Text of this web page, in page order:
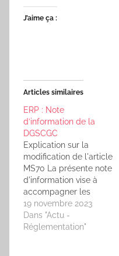
J’aime ça :
Articles similaires
ERP : Note
d’information de la
DGSCGC
Explication sur la
modification de l'article
MS70 La présente note
d'information vise à
accompagner les
nouvelles dispositions
règlementaires
relativesaux modalités
19 novembre 2023
Dans "Actu -
Réglementation"